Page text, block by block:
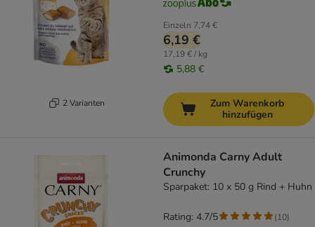
2 Varianten
Einzeln 7,74 €
6,19 €
17,19 € / kg
5,88 €
Zum Warenkorb
hinzufügen
Animonda Carny Adult
Crunchy
Sparpaket: 10 x 50 g Rind + Huhn
Rating: 4.7/5 (10)